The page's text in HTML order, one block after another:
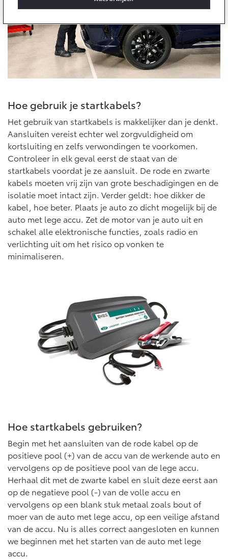
Accessoires
Banden
Connected
Connected Services
MyToyota login
MyToyota App
Abonnementen
Multimedia
Connected check
Navigatie updates
Hoe gebruik je startkabels?
Het gebruik van startkabels is makkelijker dan je denkt.
Aansluiten vereist echter wel zorgvuldigheid om
kortsluiting en zelfs verwondingen te voorkomen.
Controleer in elk geval eerst de staat van de
startkabels voordat je ze aansluit. De rode en zwarte
kabels moeten vrij zijn van grote beschadigingen en de
isolatie moet intact zijn. Verder geldt: hoe dikker de
kabel, hoe beter. Plaats je auto zo dicht mogelijk bij de
auto met lege accu. Zet de motor van je auto uit en
schakel alle elektronische functies, zoals radio en
verlichting uit om het risico op vonken te
minimaliseren.
Hoe startkabels gebruiken?
Begin met het aansluiten van de rode kabel op de
positieve pool (+) van de accu van de werkende auto en
vervolgens op de positieve pool van de lege accu.
Herhaal dit met de zwarte kabel en sluit deze eerst aan
op de negatieve pool (-) van de volle accu en
vervolgens op een blank stuk metaal zoals bout of
moer van de auto met lege accu, op een veilige afstand
van de accu. Nu is alles correct aangesloten en kunnen
we beginnen met het starten van de auto met lege
accu.